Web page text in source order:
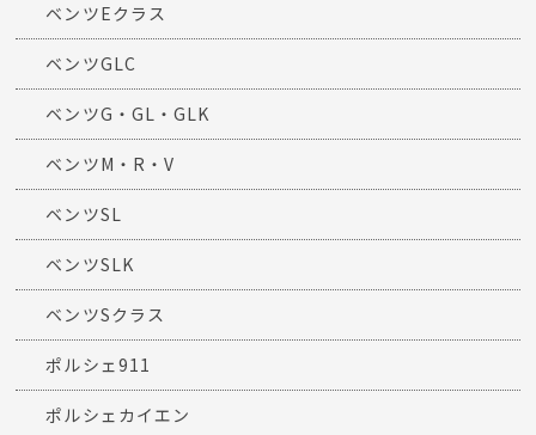
ベンツCLAクラス
ベンツCLS
ベンツCLクラス
ベンツCクラス・CLK
ベンツEクラス
ベンツGLC
ベンツG・GL・GLK
ベンツM・R・V